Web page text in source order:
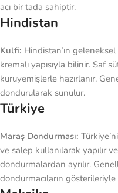
acı bir tada sahiptir.
Hindistan
Kulfi: Hindistan’ın
kremalı yapısıyla bilinir. Saf
kuruyemişlerle hazırlanır.
dondurularak sunulur.
Türkiye
Maraş Dondurması:
ve salep kullanılarak yapılır
dondurmalardan ayrılır.
dondurmacıların